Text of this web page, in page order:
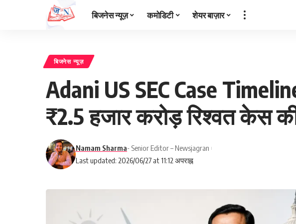
बिजनेस न्यूज़ कमोडिटी शेयर बाज़ार
बिजनेस न्यूज़
Adani US SEC Case
₹2.5 हजार करोड़ रिश्वत केस
Last updated: 2026/06/27 at 11:12 अपराह्न
Namam Sharma- Senior Editor – Newsjagran